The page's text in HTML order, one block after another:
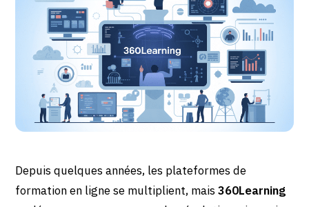
Depuis quelques années, les plateformes de
formation en ligne se multiplient, mais360Learning